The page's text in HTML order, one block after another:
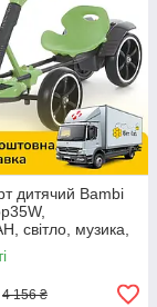
дитячий Bambi
світло, музика,
M 6072EBR-5
4 156 ₴